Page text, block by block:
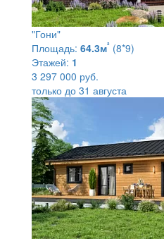
"Гони"
Площадь: 64.3м² (8*9)
Этажей: 1
3 297 000 руб.
только до 31 августа